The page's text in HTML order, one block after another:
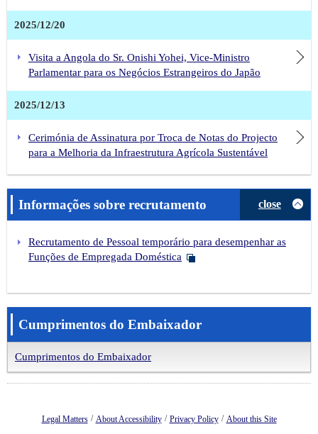
2025/12/20
Visita a Angola do Sr. Onishi Yohei, Vice-Ministro
Parlamentar para os Negócios Estrangeiros do Japão
2025/12/13
Cerimónia de Assinatura por Troca de Notas do Projecto
para a Melhoria da Infraestrutura Agrícola Sustentável
Informações sobre recrutamento close
Recrutamento de Pessoal temporário para desempenhar as
Funções de Empregada Doméstica
Cumprimentos do Embaixador
Cumprimentos do Embaixador
Legal Matters / About Accessibility / Privacy Policy / About this Site